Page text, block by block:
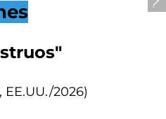
EE.UU./2026)